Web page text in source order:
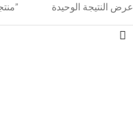
منتجات تحت الوسم “فيتامين سي 1000” عرض النتيجة الوحيدة